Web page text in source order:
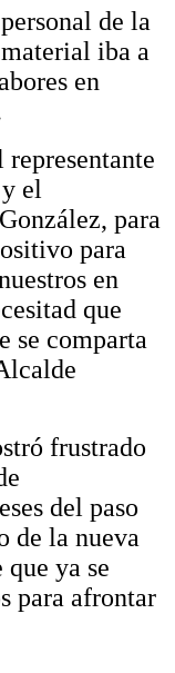
de la
iba a
en
el
para
para
en
que
se comparta
frustrado
del paso
de la nueva
que ya se
para afrontar